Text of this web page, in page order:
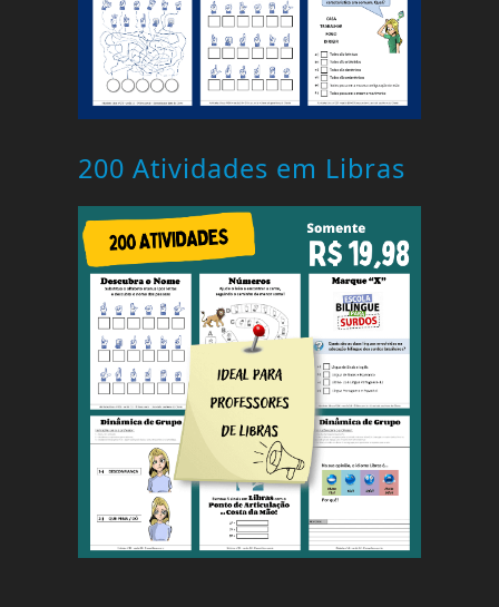
200 Atividades em Libras